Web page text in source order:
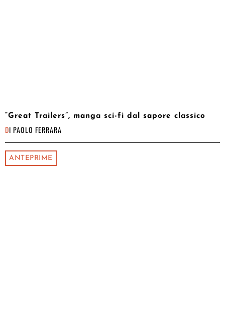
“Great Trailers”, manga sci-fi dal sapore classico
DI PAOLO FERRARA
ANTEPRIME